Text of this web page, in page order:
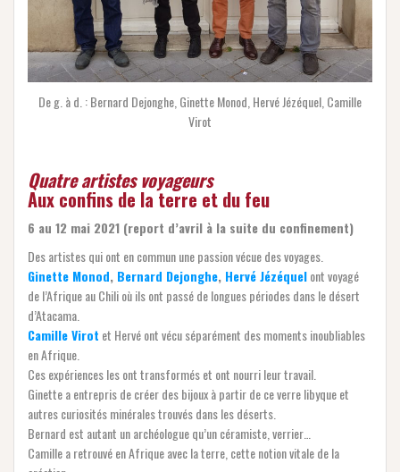
De g. à d. : Bernard Dejonghe, Ginette Monod, Hervé Jézéquel, Camille
Virot
Quatre artistes voyageurs
Aux confins de la terre et du feu
6 au 12 mai 2021 (report d’avril à la suite du confinement)
Des artistes qui ont en commun une passion vécue des voyages.
Ginette Monod, Bernard Dejonghe, Hervé Jézéquelont voyagé
de l’Afrique au Chili où ils ont passé de longues périodes dans le désert
d’Atacama.
Camille Virot et Hervé ont vécu séparément des moments inoubliables
en Afrique.
Ces expériences les ont transformés et ont nourri leur travail.
Ginette a entrepris de créer des bijoux à partir de ce verre libyque et
autres curiosités minérales trouvés dans les déserts.
Bernard est autant un archéologue qu’un céramiste, verrier…
Camille a retrouvé en Afrique avec la terre, cette notion vitale de la